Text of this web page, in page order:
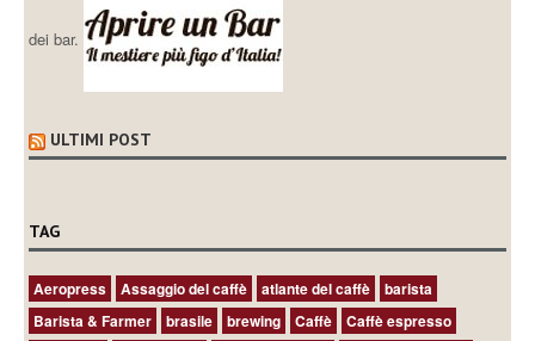
dei bar.
ULTIMI POST
TAG
Aeropress Assaggio del caffè atlante del caffè
barista
Barista & Farmer
brasile brewing Caffè
Caffè espresso